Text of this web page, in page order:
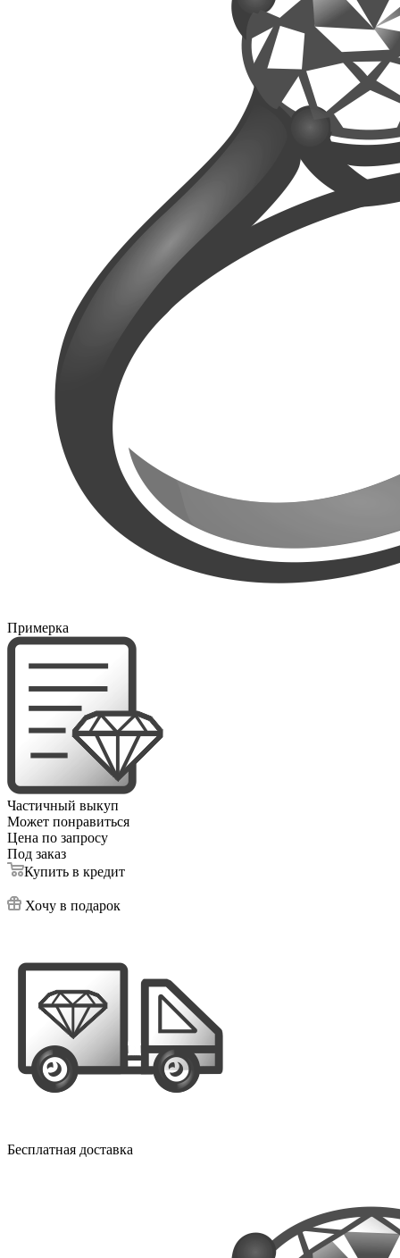
Примерка
Частичный выкуп
Может понравиться
Цена по запросу
Под заказ
Купить в кредит
Хочу в подарок
Бесплатная доставка